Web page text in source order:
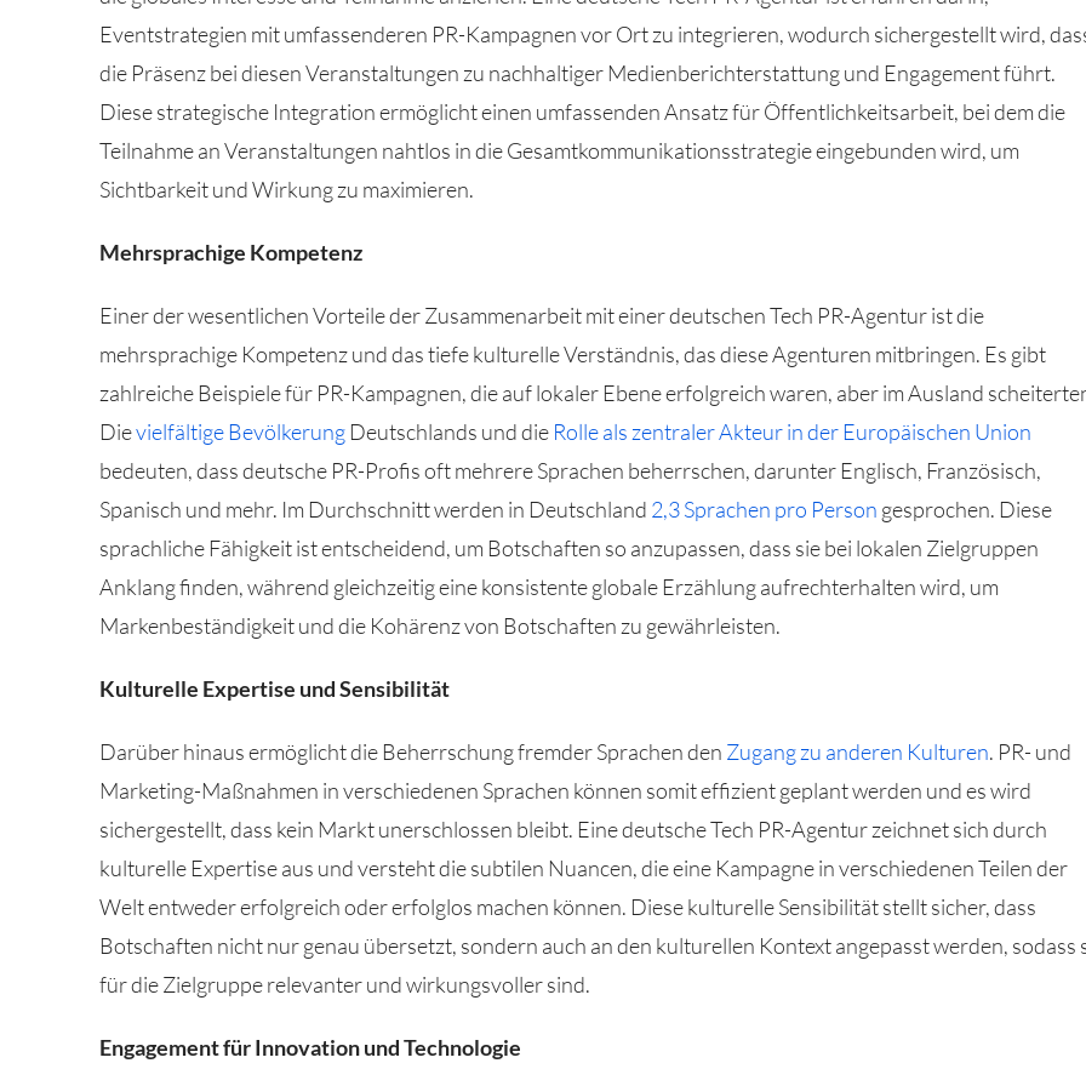
Eventstrategien mit umfassenderen PR-Kampagnen vor Ort zu integrieren, wodurch sichergestellt wird,
die Präsenz bei diesen Veranstaltungen zu nachhaltiger Medienberichterstattung und Engagement führt.
Diese strategische Integration ermöglicht einen umfassenden Ansatz für Öffentlichkeitsarbeit, bei dem die
Teilnahme an Veranstaltungen nahtlos in die Gesamtkommunikationsstrategie eingebunden wird, um
Sichtbarkeit und Wirkung zu maximieren.
Mehrsprachige Kompetenz
Einer der wesentlichen Vorteile der Zusammenarbeit mit einer deutschen Tech PR-Agentur ist die
mehrsprachige Kompetenz und das tiefe kulturelle Verständnis, das diese Agenturen mitbringen. Es gibt
zahlreiche Beispiele für PR-Kampagnen, die auf lokaler Ebene erfolgreich waren, aber im Ausland
Dievielfältige BevölkerungDeutschlands und die Rolle als zentraler Akteur in der Europäischen Union
bedeuten, dass deutsche PR-Profis oft mehrere Sprachen beherrschen, darunter Englisch, Französisch,
Spanisch und mehr. Im Durchschnitt werden in Deutschland 2,3 Sprachen pro Person gesprochen. Diese
sprachliche Fähigkeit ist entscheidend, um Botschaften so anzupassen, dass sie bei lokalen Zielgruppen
Anklang finden, während gleichzeitig eine konsistente globale Erzählung aufrechterhalten wird, um
Markenbeständigkeit und die Kohärenz von Botschaften zu gewährleisten.
Kulturelle Expertise und Sensibilität
Darüber hinaus ermöglicht die Beherrschung fremder Sprachen den Zugang zu anderen Kulturen. PR- und
Marketing-Maßnahmen in verschiedenen Sprachen können somit effizient geplant werden und es wird
sichergestellt, dass kein Markt unerschlossen bleibt. Eine deutsche Tech PR-Agentur zeichnet sich durch
kulturelle Expertise aus und versteht die subtilen Nuancen, die eine Kampagne in verschiedenen Teilen der
Welt entweder erfolgreich oder erfolglos machen können. Diese kulturelle Sensibilität stellt sicher, dass
Botschaften nicht nur genau übersetzt, sondern auch an den kulturellen Kontext angepasst werden, sodass
für die Zielgruppe relevanter und wirkungsvoller sind.
Engagement für Innovation und Technologie